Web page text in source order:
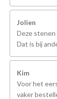
Jolien
Deze stenen
Dat is bij
Kim
Voor het
vaker